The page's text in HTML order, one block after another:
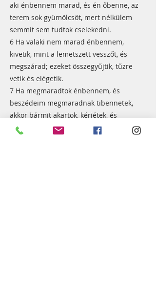
aki énbennem marad, és én őbenne, az
terem sok gyümölcsöt, mert nélkülem
semmit sem tudtok cselekedni.
6 Ha valaki nem marad énbennem,
kivetik, mint a lemetszett vesszőt, és
megszárad; ezeket összegyűjtik, tűzre
vetik és elégetik.
7 Ha megmaradtok énbennem, és
beszédeim megmaradnak tibennetek,
akkor bármit akartok, kérjétek, és
megadatik nektek.